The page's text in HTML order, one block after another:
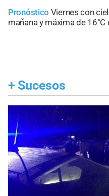
Pronóstico Viernes con
mañana y máxima de
+ Sucesos